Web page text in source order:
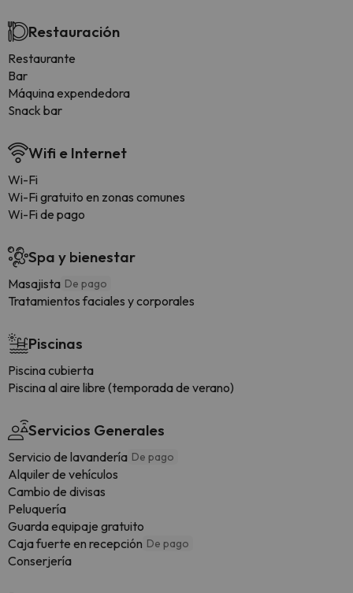
Restauración
Restaurante
Bar
Máquina expendedora
Snack bar
Wifi e Internet
Wi-Fi
Wi-Fi gratuito en zonas comunes
Wi-Fi de pago
Spa y bienestar
Masajista De pago
Tratamientos faciales y corporales
Piscinas
Piscina cubierta
Piscina al aire libre (temporada de verano)
Servicios Generales
Servicio de lavandería De pago
Alquiler de vehículos
Cambio de divisas
Peluquería
Guarda equipaje gratuito
Caja fuerte en recepción De pago
Conserjería